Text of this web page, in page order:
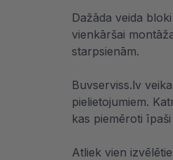
Dažāda veida
vienkāršai
starpsienām.
Buvserviss.lv
pielietojumiem.
kas piemēroti
Atliek vien